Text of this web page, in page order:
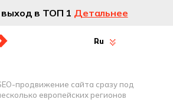
выход в ТОП 1 Детальнее
Ru
продвижение сайта сразу под
европейских регионов